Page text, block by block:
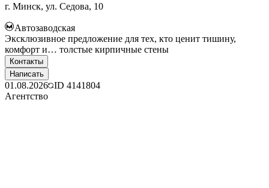
г. Минск, ул. Седова, 10
Автозаводская
Эксклюзивное предложение для тех, кто ценит тишину,
комфорт и… толстые кирпичные стены
Контакты
Написать
01.08.2026 ID 4141804
Агентство